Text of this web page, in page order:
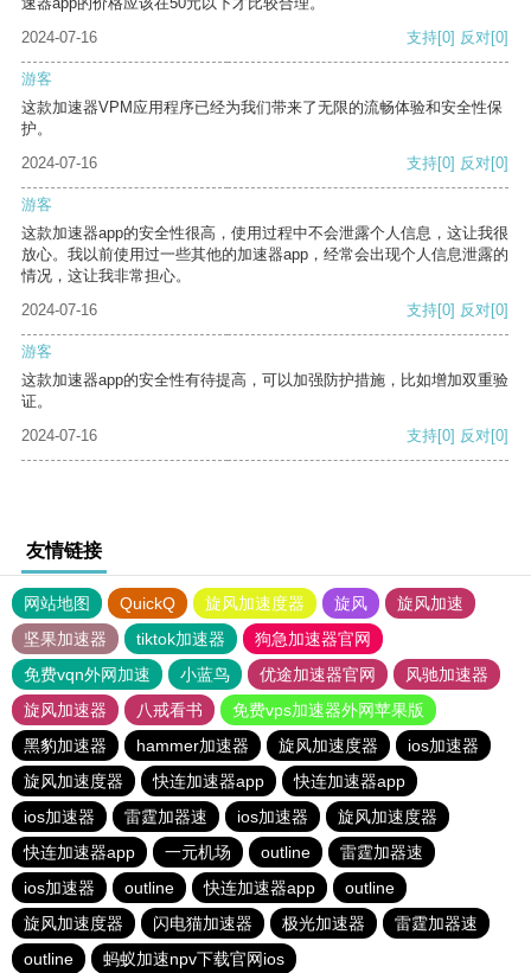
2024-07-16
支持[0] 反对[0]
游客
这款加速器VPM应用程序已经为我们带来了无限的流畅体验和安全性保
护。
2024-07-16
支持[0] 反对[0]
游客
这款加速器app的安全性很高，使用过程中不会泄露个人信息，这让我很
放心。我以前使用过一些其他的加速器app，经常会出现个人信息泄露的
情况，这让我非常担心。
2024-07-16
支持[0] 反对[0]
游客
这款加速器app的安全性有待提高，可以加强防护措施，比如增加双重验
证。
2024-07-16
支持[0] 反对[0]
友情链接
网站地图 QuickQ 旋风加速度器 旋风
旋风加速
坚果加速器
tiktok加速器
狗急加速器官网
免费vqn外网加速
小蓝鸟 优途加速器官网
风驰加速器
旋风加速器
八戒看书
免费vps加速器外网苹果版
黑豹加速器
hammer加速器 旋风加速度器
ios加速器
旋风加速度器
快连加速器app
快连加速器app
ios加速器
雷霆加器速 ios加速器
旋风加速度器
快连加速器app
一元机场 outline
雷霆加器速
ios加速器
outline 快连加速器app
outline
旋风加速度器
闪电猫加速器 极光加速器
雷霆加器速
outline
蚂蚁加速npv下载官网ios